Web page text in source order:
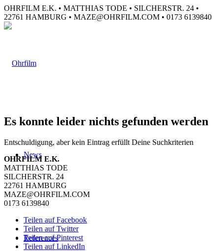
OHRFILM E.K. • MATTHIAS TODE • SILCHERSTR. 24 •
22761 HAMBURG • MAZE@OHRFILM.COM • 0173 6139840
News
References
Es konnte leider nichts gefunden werden
Entschuldigung, aber kein Eintrag erfüllt Deine Suchkriterien
OHRFILM E.K.
MATTHIAS TODE
SILCHERSTR. 24
22761 HAMBURG
MAZE@OHRFILM.COM
0173 6139840
Teilen auf Facebook
Teilen auf Twitter
Teilen auf Pinterest
Teilen auf LinkedIn